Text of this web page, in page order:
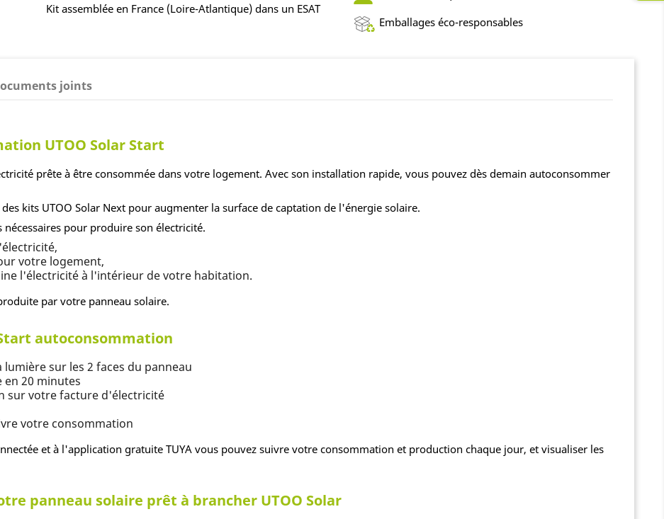
Kit assemblée en France (Loire-Atlantique) dans un ESAT
Emballages éco-responsables
joints
UTOO Solar Start
prête à être consommée dans votre logement. Avec son installation rapide, vous pouvez dès demain autoconsommer
kits UTOO Solar Next pour augmenter la surface de captation de l'énergie solaire.
nécessaires pour produire son électricité.
votre logement,
l'électricité à l'intérieur de votre habitation.
par votre panneau solaire.
autoconsommation
sur les 2 faces du panneau
en 20 minutes
sur votre facture d'électricité
votre consommation
et à l'application gratuite TUYA vous pouvez suivre votre consommation et production chaque jour, et visualiser les
panneau solaire prêt à brancher UTOO Solar